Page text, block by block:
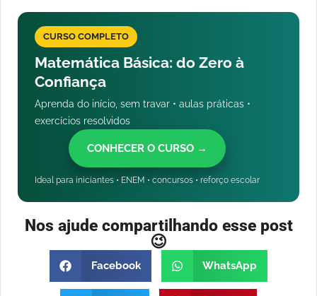
CURSO COMPLETO
Matemática Básica: do Zero à
Confiança
Aprenda do início, sem travar • aulas práticas •
exercícios resolvidos
CONHECER O CURSO →
Ideal para iniciantes • ENEM • concursos • reforço escolar
Nos ajude compartilhando esse post
😉
Facebook WhatsApp